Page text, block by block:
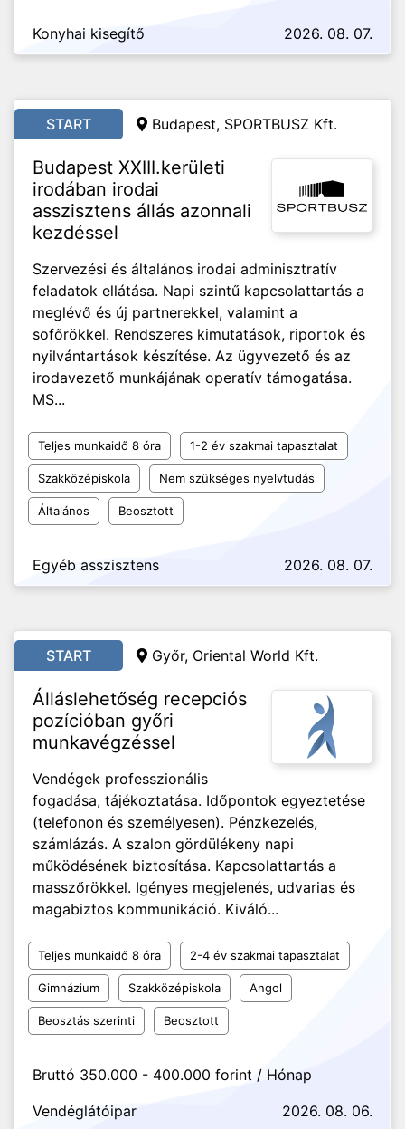
Konyhai kisegítő 2026. 08. 07.
START Budapest, SPORTBUSZ Kft.
Budapest XXIII.kerületi
irodában irodai
asszisztens állás azonnali
kezdéssel
Szervezési és általános irodai adminisztratív
feladatok ellátása. Napi szintű kapcsolattartás a
meglévő és új partnerekkel, valamint a
sofőrökkel. Rendszeres kimutatások, riportok és
nyilvántartások készítése. Az ügyvezető és az
irodavezető munkájának operatív támogatása.
MS...
Teljes munkaidő 8 óra 1-2 év szakmai tapasztalat
Szakközépiskola Nem szükséges nyelvtudás
Általános Beosztott
Egyéb asszisztens 2026. 08. 07.
START Győr, Oriental World Kft.
Álláslehetőség recepciós
pozícióban győri
munkavégzéssel
Vendégek professzionális
fogadása, tájékoztatása. Időpontok egyeztetése
(telefonon és személyesen). Pénzkezelés,
számlázás. A szalon gördülékeny napi
működésének biztosítása. Kapcsolattartás a
masszőrökkel. Igényes megjelenés, udvarias és
magabiztos kommunikáció. Kiváló...
Teljes munkaidő 8 óra 2-4 év szakmai tapasztalat
Gimnázium Szakközépiskola Angol
Beosztás szerinti Beosztott
Bruttó 350.000 - 400.000 forint / Hónap
Vendéglátóipar
2026. 08. 06.